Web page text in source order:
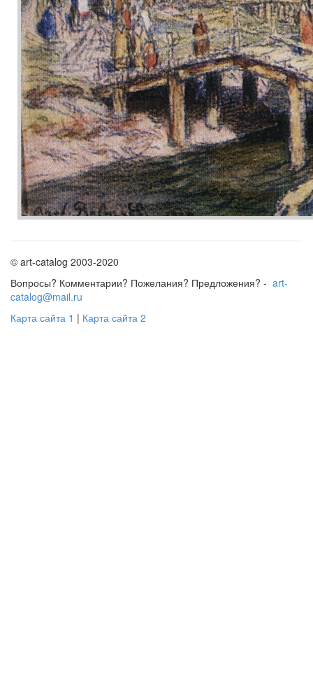
© art-catalog 2003-2020
Вопросы? Комментарии? Пожелания? Предложения? - art-
catalog@mail.ru
Карта сайта 1 | Карта сайта 2